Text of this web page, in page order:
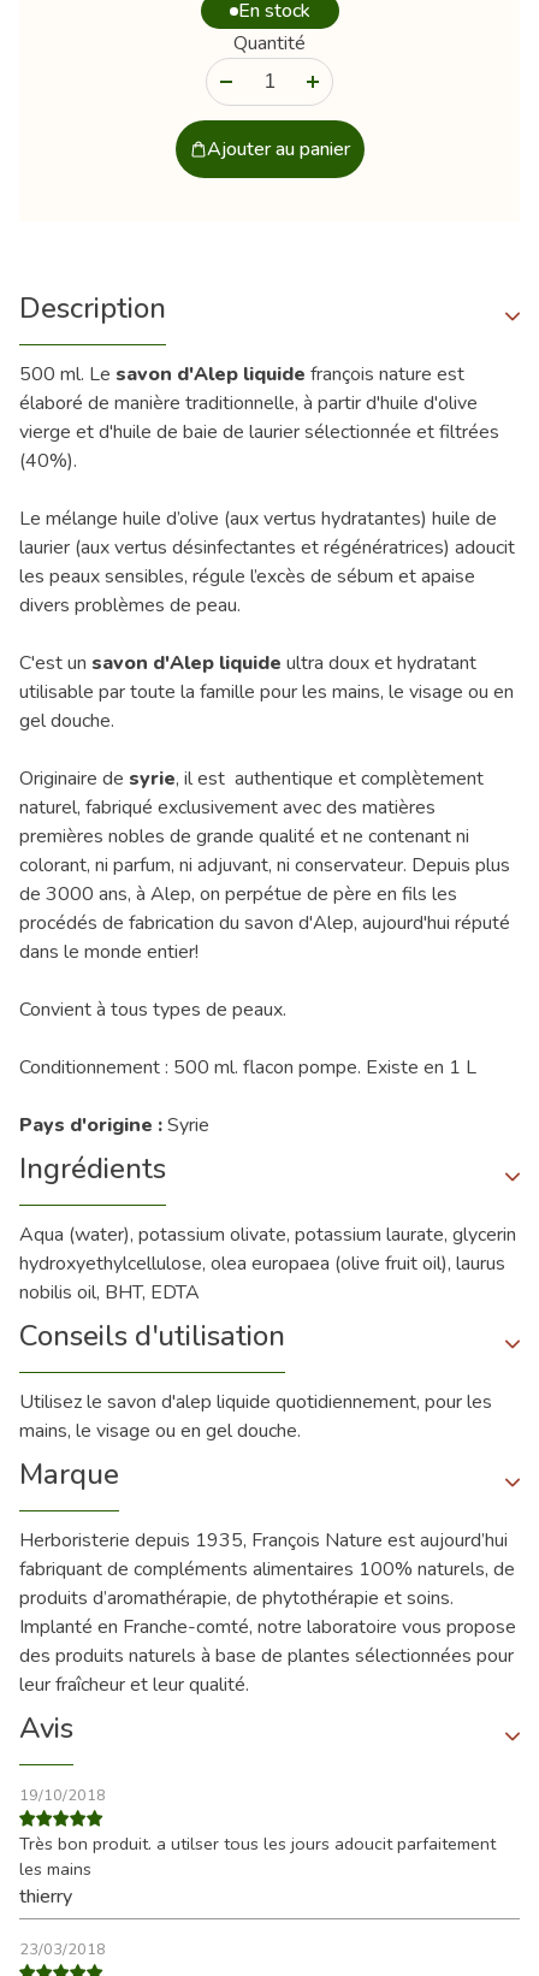
En stock
Quantité
Ajouter au panier
Description
500 ml. Le savon d'Alep liquide françois nature est
élaboré de manière traditionnelle, à partir d'huile d'olive
vierge et d'huile de baie de laurier sélectionnée et filtrées
(40%).
Le mélange huile d’olive (aux vertus hydratantes) huile de
laurier (aux vertus désinfectantes et régénératrices) adoucit
les peaux sensibles, régule l’excès de sébum et apaise
divers problèmes de peau.
C'est un savon d'Alep liquide ultra doux et hydratant
utilisable par toute la famille pour les mains, le visage ou en
gel douche.
Originaire de syrie, il est authentique et complètement
naturel, fabriqué exclusivement avec des matières
premières nobles de grande qualité et ne contenant ni
colorant, ni parfum, ni adjuvant, ni conservateur. Depuis plus
de 3000 ans, à Alep, on perpétue de père en fils les
procédés de fabrication du savon d'Alep, aujourd'hui réputé
dans le monde entier!
Convient à tous types de peaux.
Conditionnement : 500 ml. flacon pompe. Existe en 1 L
Pays d'origine :Syrie
Ingrédients
Aqua (water), potassium olivate, potassium laurate, glycerin
hydroxyethylcellulose, olea europaea (olive fruit oil), laurus
nobilis oil, BHT, EDTA
Conseils d'utilisation
Utilisez le savon d'alep liquide quotidiennement, pour les
mains, le visage ou en gel douche.
Marque
Herboristerie depuis 1935, François Nature est aujourd’hui
fabriquant de compléments alimentaires 100% naturels, de
produits d’aromathérapie, de phytothérapie et soins.
Implanté en Franche-comté, notre laboratoire vous propose
des produits naturels à base de plantes sélectionnées pour
leur fraîcheur et leur qualité.
Avis
19/10/2018
Très bon produit. a utilser tous les jours adoucit parfaitement
les mains
thierry
23/03/2018